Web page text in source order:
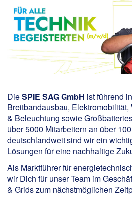
DieSPIE SAG GmbH ist führend
Breitbandausbau, Elektromobilität,
& Beleuchtung sowie
über 5000 Mitarbeitern an über
deutschlandweit sind wir ein
Lösungen für eine nachhaltige
Als Marktführer für
wir Dich für unser Team im
& Grids zum nächstmöglichen